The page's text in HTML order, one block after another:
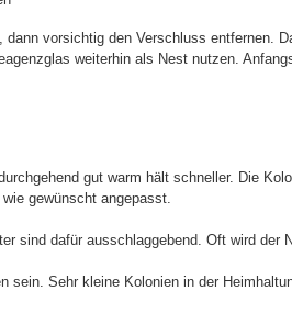
vorsichtig den Verschluss entfernen.
weiterhin als Nest nutzen.
gut warm hält schneller. Die
gewünscht angepasst.
sind dafür ausschlaggebend. Oft wird der
sein. Sehr kleine Kolonien in der